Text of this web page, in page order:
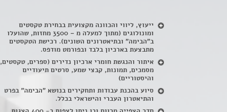
ייעוץ, ליווי והכוונה מקצועית בבחירת טקסטים
ומונולוגים (מתוך למעלה מ – 3500 מחזות, שהועלו
ב"הבימה" ובתיאטרונים השונים). רכישת הטקסטים
מתבצעת בארכיון בלבד ובפורמט מודפס.
איתור והנגשת חומרי ארכיון נדירים (ספרים, טקסטים,
מסמכים, תמונות, קבצי שמע, סרטים תיעודיים
והיסטוריים)
סיוע בהכנת עבודות ותחקירים בנושא "הבימה" בפרט
והתיאטרון העברי והישראלי בכלל.